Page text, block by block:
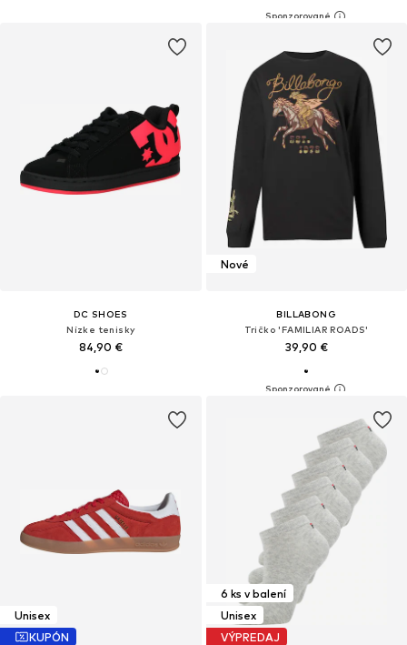
DC SHOES
Nízke tenisky
84,90 €
Nové
BILLABONG
Tričko 'FAMILIAR ROADS'
39,90 €
Unisex
KUPÓN
6 ks v balení
Unisex
VÝPREDAJ